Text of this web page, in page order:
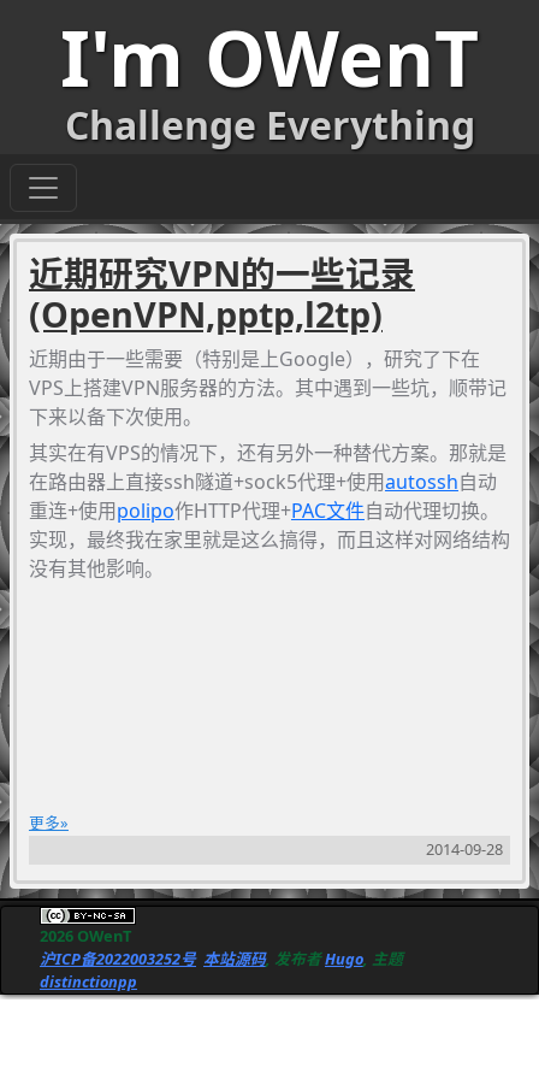
I'm OWenT
Challenge Everything
近期研究VPN的一些记录
(OpenVPN,pptp,l2tp)
近期由于一些需要（特别是上Google），研究了下在
VPS上搭建VPN服务器的方法。其中遇到一些坑，顺带记
下来以备下次使用。
其实在有VPS的情况下，还有另外一种替代方案。那就是
在路由器上直接ssh隧道+sock5代理+使用autossh自动
重连+使用polipo作HTTP代理+PAC文件自动代理切换。
实现，最终我在家里就是这么搞得，而且这样对网络结构
没有其他影响。
更多
2014-09-28
2026 OWenT
沪ICP备2022003252号 本站源码, 发布者Hugo , 主题
distinctionpp